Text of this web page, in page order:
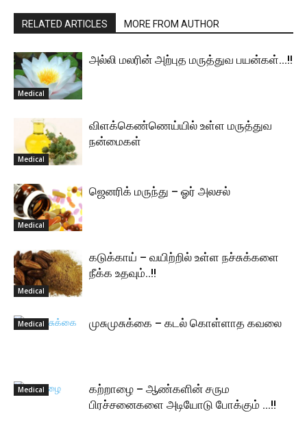
RELATED ARTICLES MORE FROM AUTHOR
Medical
அல்லி மலரின் அற்புத மருத்துவ பயன்கள்…!!
Medical
விளக்கெண்ணெய்யில் உள்ள மருத்துவ
நன்மைகள்
Medical
ஜெனரிக் மருந்து – ஓர் அலசல்
Medical
கடுக்காய் – வயிற்றில் உள்ள நச்சுக்களை
நீக்க உதவும்..!!
Medical முசுமுசுக்கை – கடல் கொள்ளாத கவலை
Medical
கற்றாழை – ஆண்களின் சரும
பிரச்சனைகளை அடியோடு போக்கும் …!!